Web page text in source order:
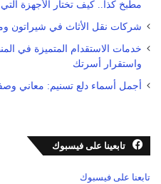
مطبخ كذا.. كيف تختار الأجهزة
شركات نقل الأثاث في شيراتون ومصر
خدمات الاستقدام المتميزة في
واستقرار أسرتك
أجمل أسماء دلع تسنيم: معاني
تابعينا على فيسبوك
تابعنا على فيسبوك